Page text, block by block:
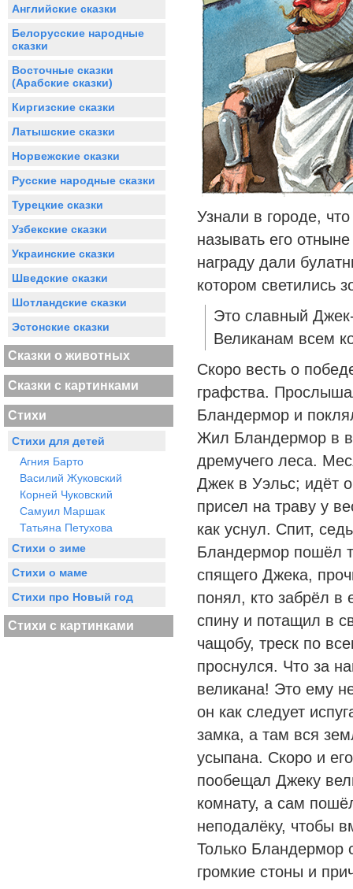
Английские сказки
Белорусские народные
сказки
Восточные сказки
(Арабские сказки)
Киргизские сказки
Латышские сказки
Норвежские сказки
Русские народные сказки
Турецкие сказки
Узбекские сказки
Украинские сказки
Шведские сказки
Шотландские сказки
Эстонские сказки
Сказки о животных
Сказки с картинками
Стихи
Стихи для детей
Агния Барто
Василий Жуковский
Корней Чуковский
Самуил Маршак
Татьяна Петухова
Стихи о зиме
Стихи о маме
Стихи про Новый год
Стихи с картинками
Узнали в городе,
называть его
награду дали
котором светились
Это славный
Великанам всем
Скоро весть о
графства.
Бландермор и
Жил Бландермор в
дремучего леса.
Джек в Уэльс; идёт
присел на траву у
как уснул. Спит,
Бландермор пошёл
спящего Джека,
понял, кто забрёл в
спину и потащил в
чащобу, треск по
проснулся. Что за
великана! Это ему
он как следует
замка, а там вся
усыпана. Скоро и
пообещал Джеку
комнату, а сам
неподалёку, чтобы
Только Бландермор
громкие стоны и